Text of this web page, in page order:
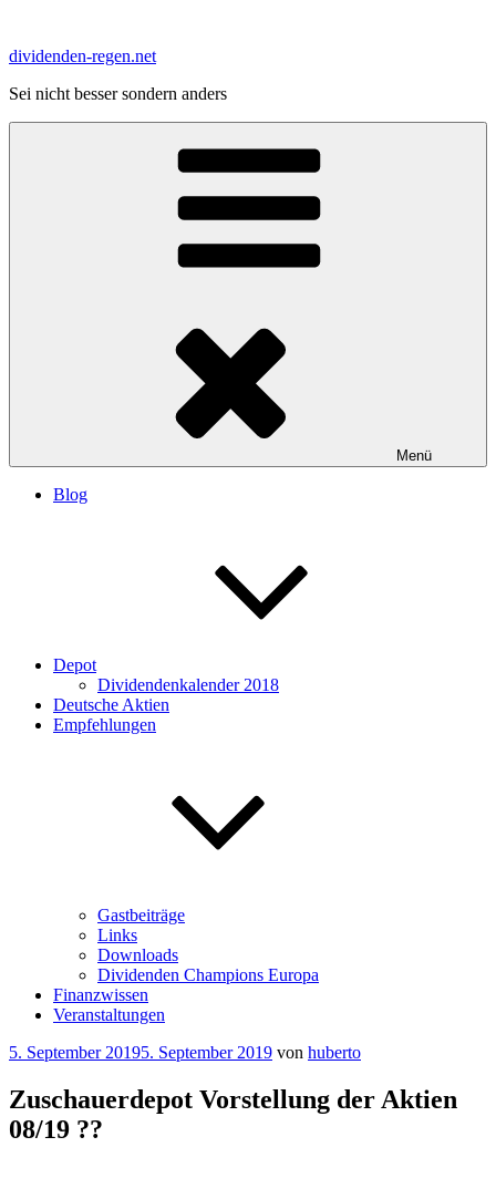
springen
dividenden-regen.net
Sei nicht besser sondern anders
Menü
Blog
Depot
Dividendenkalender 2018
Deutsche Aktien
Empfehlungen
Gastbeiträge
Links
Downloads
Dividenden Champions Europa
Finanzwissen
Veranstaltungen
Veröffentlicht
5. September 20195. September 2019 von huberto
Zuschauerdepot Vorstellung der Aktien
08/19 ??